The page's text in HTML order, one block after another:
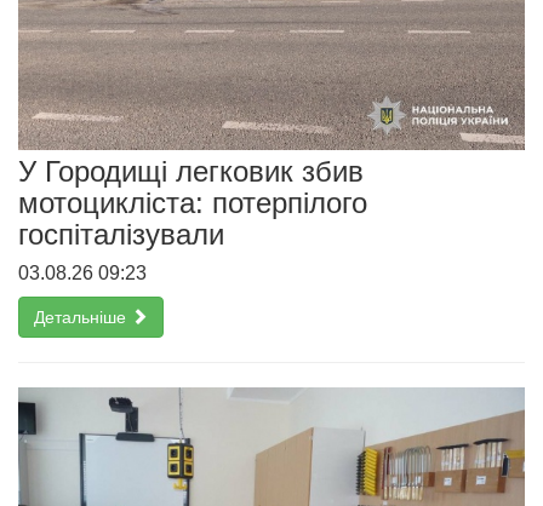
У Городищі легковик збив
мотоцикліста: потерпілого
госпіталізували
03.08.26 09:23
Детальніше